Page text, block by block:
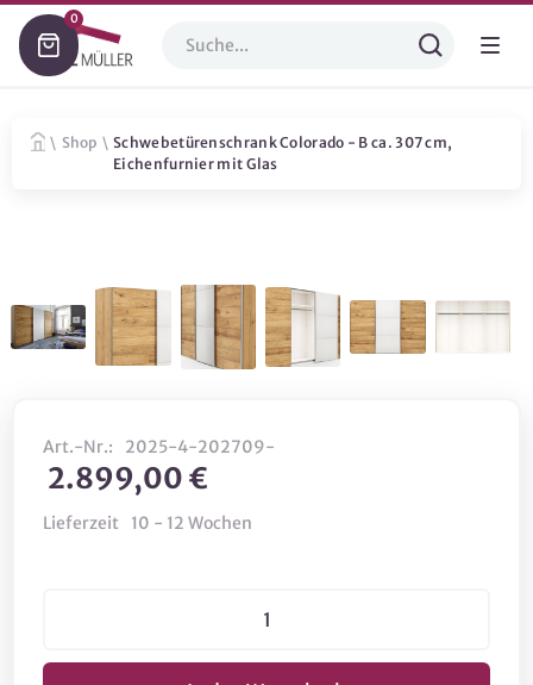
0
\ Shop \ Schwebetürenschrank Colorado - B ca. 307 cm,
Eichenfurnier mit Glas
Art.-Nr.: 2025-4-202709-
2.899,00 €
Lieferzeit 10 - 12 Wochen